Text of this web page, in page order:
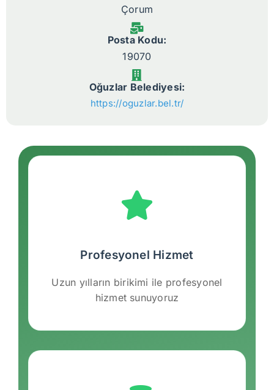
Çorum
Posta Kodu:
19070
Oğuzlar Belediyesi:
https://oguzlar.bel.tr/
Profesyonel Hizmet
Uzun yılların birikimi ile profesyonel
hizmet sunuyoruz